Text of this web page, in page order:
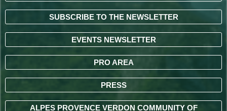
SUBSCRIBE TO THE NEWSLETTER
EVENTS NEWSLETTER
PRO AREA
PRESS
ALPES PROVENCE VERDON COMMUNITY OF